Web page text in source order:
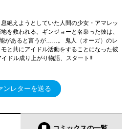
絶えようとしていた人間の少女・アマレッ
を救われる。ギンジョーと名乗った彼は、
があると言うが……。 鬼人（オーガ）のレ
と共にアイドル活動をすることになった彼
ドル成り上がり物語、スタート!!
ンレターを送る